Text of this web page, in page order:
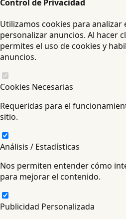
Control de Privacidad
Utilizamos cookies para analizar
personalizar anuncios. Al hacer
permites el uso de cookies y
anuncios.
Cookies Necesarias
Requeridas para el
sitio.
Análisis / Estadísticas
Nos permiten entender cómo
para mejorar el contenido.
Publicidad Personalizada